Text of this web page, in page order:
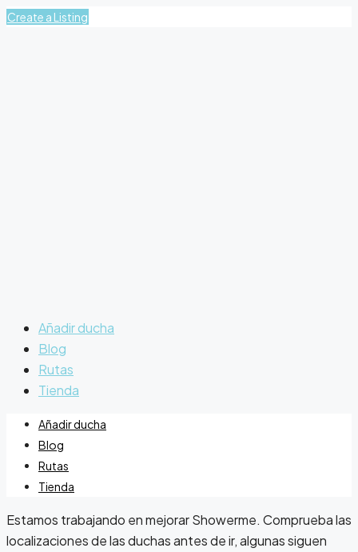
Create a Listing
Añadir ducha
Blog
Rutas
Tienda
Añadir ducha
Blog
Rutas
Tienda
Estamos trabajando en mejorar Showerme. Comprueba las
localizaciones de las duchas antes de ir, algunas siguen